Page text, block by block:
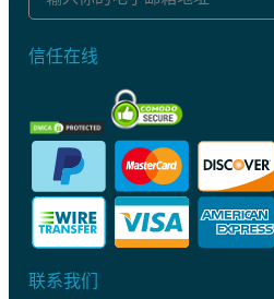
信任在线
联系我们